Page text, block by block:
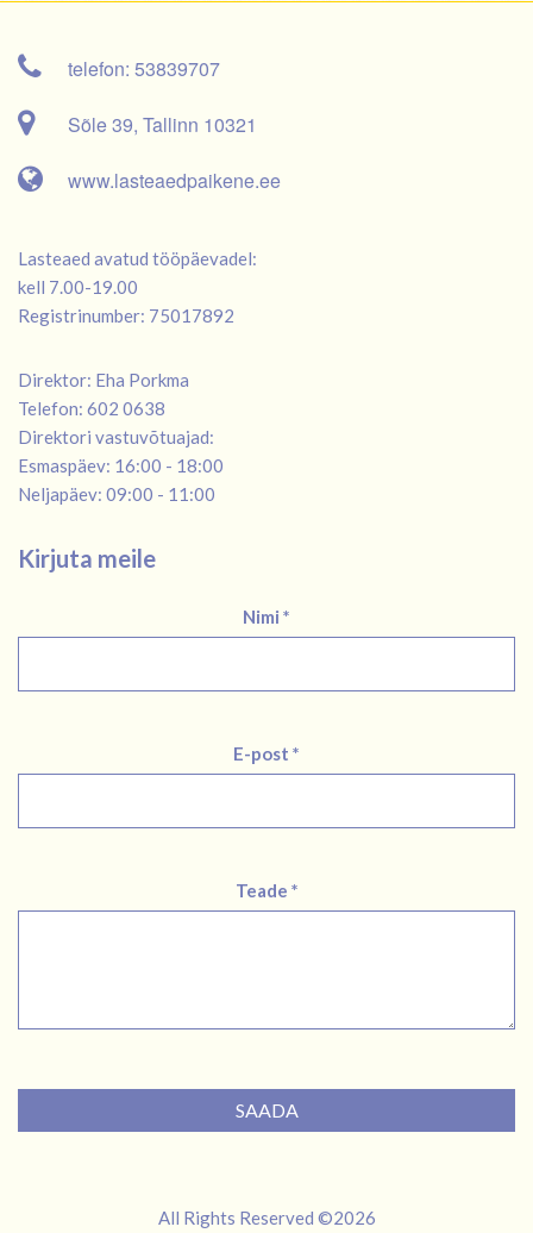
telefon: 53839707
Sõle 39, Tallinn 10321
www.lasteaedpaikene.ee
Lasteaed avatud tööpäevadel:
kell 7.00-19.00
Registrinumber: 75017892
Direktor: Eha Porkma
Telefon: 602 0638
Direktori vastuvõtuajad:
Esmaspäev: 16:00 - 18:00
Neljapäev: 09:00 - 11:00
Kirjuta meile
Nimi *
E-post *
Teade *
SAADA
All Rights Reserved ©2026